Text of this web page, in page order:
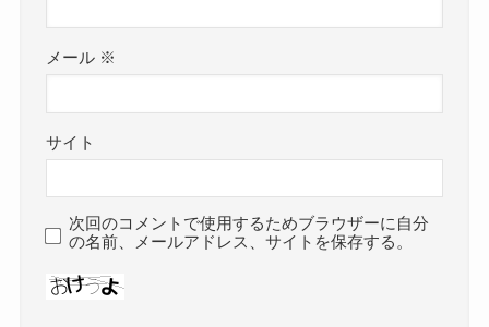
メール ※
サイト
次回のコメントで使用するためブラウザーに自分
の名前、メールアドレス、サイトを保存する。